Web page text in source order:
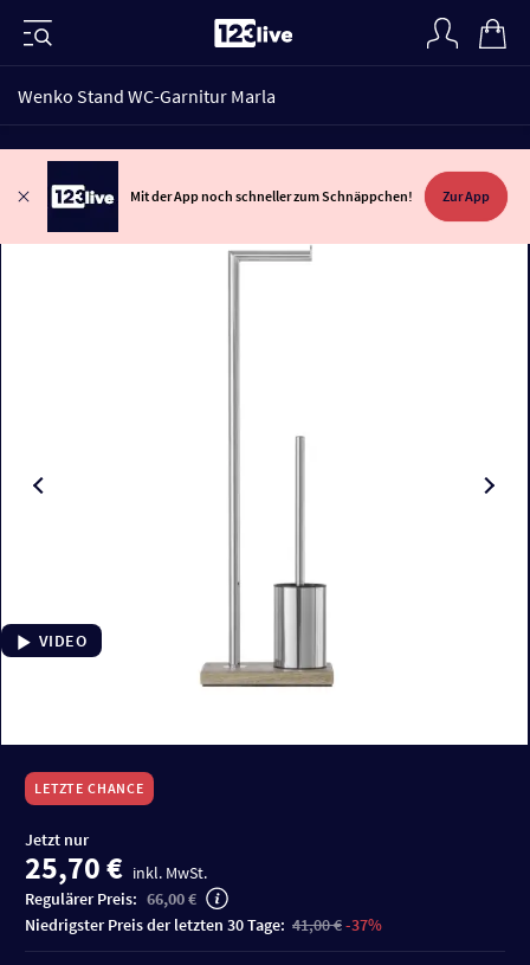
Wenko Stand WC-Garnitur Marla
Mit der App noch schneller zum Schnäppchen! Zur App
VIDEO
LETZTE CHANCE
Jetzt nur
25,70 € inkl. MwSt.
Regulärer Preis: 66,00 €
niedrigster Preis der letzten 30 Tage: 41,00 €-37%